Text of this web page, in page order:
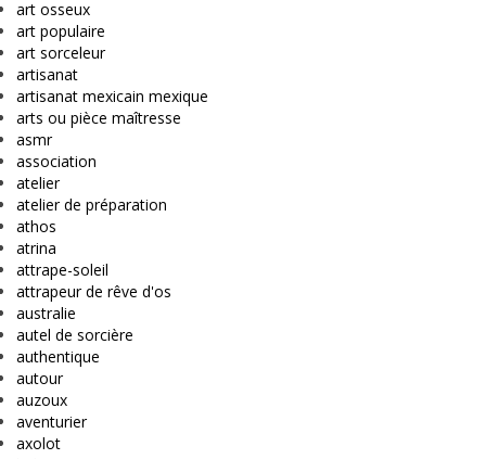
art osseux
art populaire
art sorceleur
artisanat
artisanat mexicain mexique
arts ou pièce maîtresse
asmr
association
atelier
atelier de préparation
athos
atrina
attrape-soleil
attrapeur de rêve d'os
australie
autel de sorcière
authentique
autour
auzoux
aventurier
axolot